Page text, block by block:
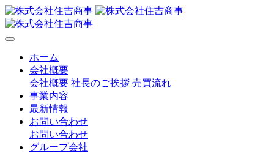
ホーム
会社概要
会社概要 社長のご挨拶 売買流れ
事業内容
最新情報
お問い合わせ
お問い合わせ
グループ会社